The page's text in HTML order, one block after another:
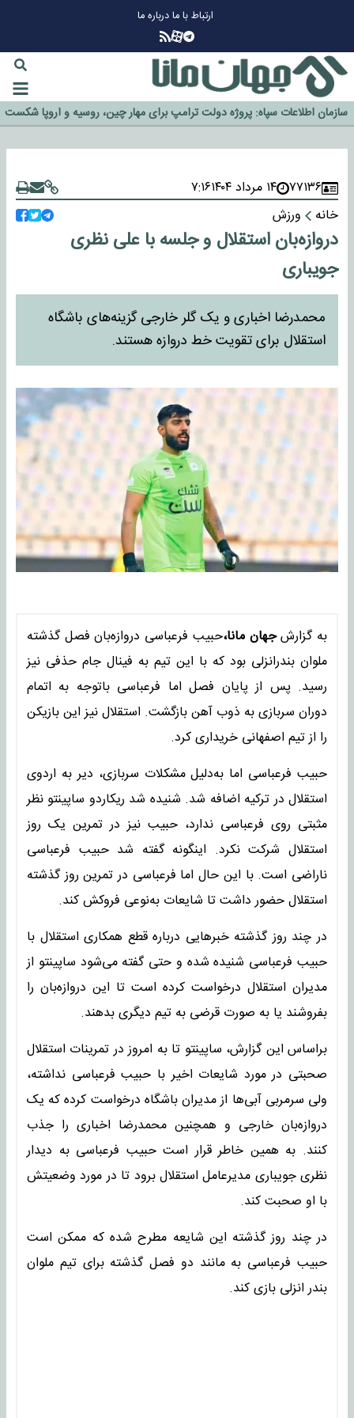
ارتباط با مادرباره ما
گزینه جدایی اوسمار روی میز مدیران پرسپولیس
آیا رئیس جمهور آمریکا قانون را دور می‌زند؟
اخراج رسمی چهره نامدار از پرسپولیس
سازمان اطلاعات سپاه: پروژه دولت ترامپ برای مهار چین، روسیه و اروپا شکست
خورد
۷۷۱۳۶ ۱۴ مرداد ۱۴۰۴
۷:۱۶
خانه
ورزش
دروازه‌بان استقلال و جلسه با علی نظری
جویباری
محمدرضا اخباری و یک گلر خارجی گزینه‌های باشگاه
استقلال برای تقویت خط دروازه هستند.
به گزارشجهان مانا،حبیب فرعباسی دروازه‌بان فصل گذشته
ملوان بندرانزلی بود که با این تیم به فینال جام حذفی نیز
رسید. پس از پایان فصل اما فرعباسی باتوجه به اتمام
دوران سربازی به ذوب آهن بازگشت. استقلال نیز این بازیکن
را از تیم اصفهانی خریداری کرد.
حبیب فرعباسی اما به‌دلیل مشکلات سربازی، دیر به اردوی
استقلال در ترکیه اضافه شد. شنیده شد ریکاردو ساپینتو نظر
مثبتی روی فرعباسی ندارد، حبیب نیز در تمرین یک روز
استقلال شرکت نکرد. اینگونه گفته شد حبیب فرعباسی
ناراضی است. با این حال اما فرعباسی در تمرین روز گذشته
استقلال حضور داشت تا شایعات به‌نوعی فروکش کند.
در چند روز گذشته خبرهایی درباره قطع همکاری استقلال با
حبیب فرعباسی شنیده شده و حتی گفته می‌شود ساپینتو از
مدیران استقلال درخواست کرده است تا این دروازه‌بان را
بفروشند یا به صورت قرضی به تیم دیگری بدهند.
براساس این گزارش، ساپینتو تا به امروز در تمرینات استقلال
صحبتی در مورد شایعات اخیر با حبیب فرعباسی نداشته،
ولی سرمربی آبی‌ها از مدیران باشگاه درخواست کرده که یک
دروازه‌بان خارجی و همچنین محمدرضا اخباری را جذب
کنند. به همین خاطر قرار است حبیب فرعباسی به دیدار
نظری جویباری مدیرعامل استقلال برود تا در مورد وضعیتش
با او صحبت کند.
در چند روز گذشته این شایعه مطرح شده که ممکن است
حبیب فرعباسی به مانند دو فصل گذشته برای تیم ملوان
بندر انزلی بازی کند.